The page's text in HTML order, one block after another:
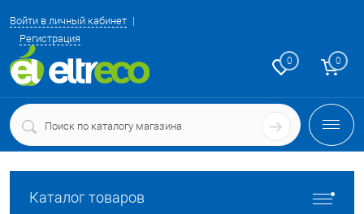
Войти в личный кабинет
Регистрация
0 0
Каталог товаров